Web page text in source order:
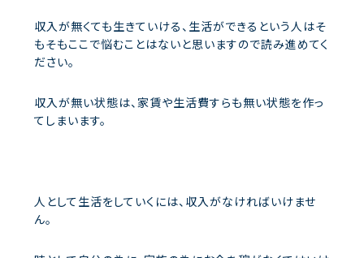
収入が無くても生きていける、生活ができるという人はそ
もそもここで悩むことはないと思いますので読み進めてく
ださい。
収入が無い状態は、家賃や生活費すらも無い状態を作っ
てしまいます。
人として生活をしていくには、収入がなければいけませ
ん。